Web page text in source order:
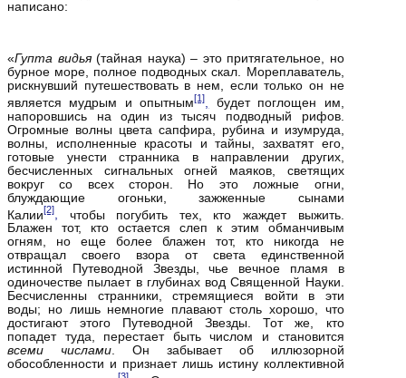
написано:
«Гупта видья(тайная наука) – это притягательное, но
бурное море, полное подводных скал. Мореплаватель,
рискнувший путешествовать в нем, если только он не
является мудрым и опытным[1]
будет поглощен им,
напоровшись на один из тысяч подводный рифов.
Огромные волны цвета сапфира, рубина и изумруда,
волны, исполненные красоты и тайны, захватят его,
готовые унести странника в направлении других,
бесчисленных сигнальных огней маяков, светящих
вокруг со всех сторон. Но это ложные огни,
блуждающие огоньки, зажженные сынами
Калии[2], чтобы погубить тех, кто жаждет выжить.
Блажен тот, кто остается слеп к этим обманчивым
огням, но еще более блажен тот, кто никогда не
отвращал своего взора от света единственной
истинной Путеводной Звезды, чье вечное пламя в
одиночестве пылает в глубинах вод Священной Науки.
Бесчисленны странники, стремящиеся войти в эти
воды; но лишь немногие плавают столь хорошо, что
достигают этого Путеводной Звезды. Тот же, кто
попадет туда, перестает быть числом и становится
всеми числами. Он забывает об иллюзорной
обособленности и признает лишь истину коллективной